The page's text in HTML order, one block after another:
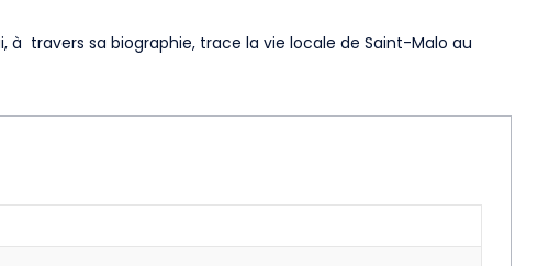
à travers sa biographie, trace la vie locale de Saint-Malo au